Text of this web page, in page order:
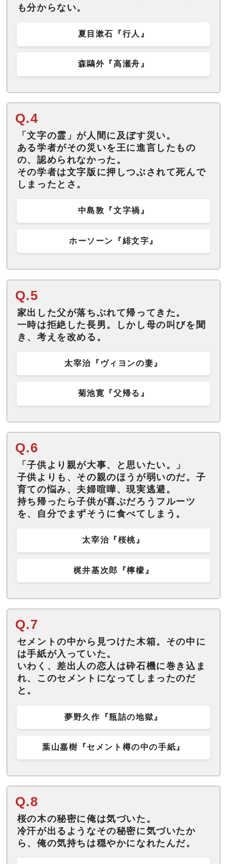
も分からない。
夏目漱石『行人』
森鷗外『高瀬舟』
Q.4
「文字の霊」が人間に及ぼす災い。
ある学者がその災いを王に進言したもの
の、認められなかった。
その学者は文字版に押しつぶされて死んで
しまったとさ。
中島敦『文字禍』
ホーソーン『緋文字』
Q.5
家出した父が落ちぶれて帰ってきた。
一時は拒絶した長男。しかし母の叫びを聞
太宰治『ヴィヨンの妻』
菊池寛『父帰る』
Q.6
「子供より親が大事、と思いたい。」
子供よりも、その親のほうが弱いのだ。子
育ての悩み、夫婦喧嘩、現実逃避。
持ち帰ったら子供が喜ぶだろうフルーツ
を、自分でまずそうに食べてしまう。
太宰治『桜桃』
梶井基次郎『檸檬』
Q.7
セメントの中から見つけた木箱。その中に
は手紙が入っていた。
いわく、差出人の恋人は砕石機に巻き込ま
れ、このセメントになってしまったのだ
と。
夢野久作『瓶詰の地獄』
葉山嘉樹『セメント樽の中の手紙』
Q.8
桜の木の秘密に俺は気づいた。
冷汗が出るようなその秘密に気づいたか
ら、俺の気持ちは穏やかになれたんだ。